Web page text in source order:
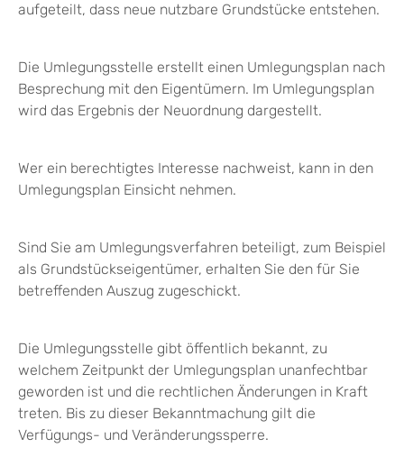
aufgeteilt, dass neue nutzbare Grundstücke entstehen.
Die Umlegungsstelle erstellt einen Umlegungsplan nach
Besprechung mit den Eigentümern. Im Umlegungsplan
wird das Ergebnis der Neuordnung dargestellt.
Wer ein berechtigtes Interesse nachweist, kann in den
Umlegungsplan Einsicht nehmen.
Sind Sie am Umlegungsverfahren beteiligt, zum Beispiel
als Grundstückseigentümer, erhalten Sie den für Sie
betreffenden Auszug zugeschickt.
Die Umlegungsstelle gibt öffentlich bekannt, zu
welchem Zeitpunkt der Umlegungsplan unanfechtbar
geworden ist und die rechtlichen Änderungen in Kraft
treten. Bis zu dieser Bekanntmachung gilt die
Verfügungs- und Veränderungssperre.